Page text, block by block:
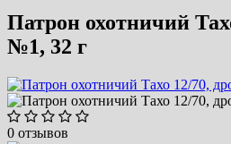
Патрон охотничий
№1, 32 г
0 отзывов